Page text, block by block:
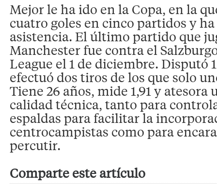
Mejor le ha ido en la Copa, en la
cuatro goles en cinco partidos y
asistencia. El último partido que
Manchester fue contra el
League el 1 de diciembre. Disputó
efectuó dos tiros de los que solo
Tiene 26 años, mide 1,91 y atesora
calidad técnica, tanto para
espaldas para facilitar la
centrocampistas como para
percutir.
Comparte este artículo